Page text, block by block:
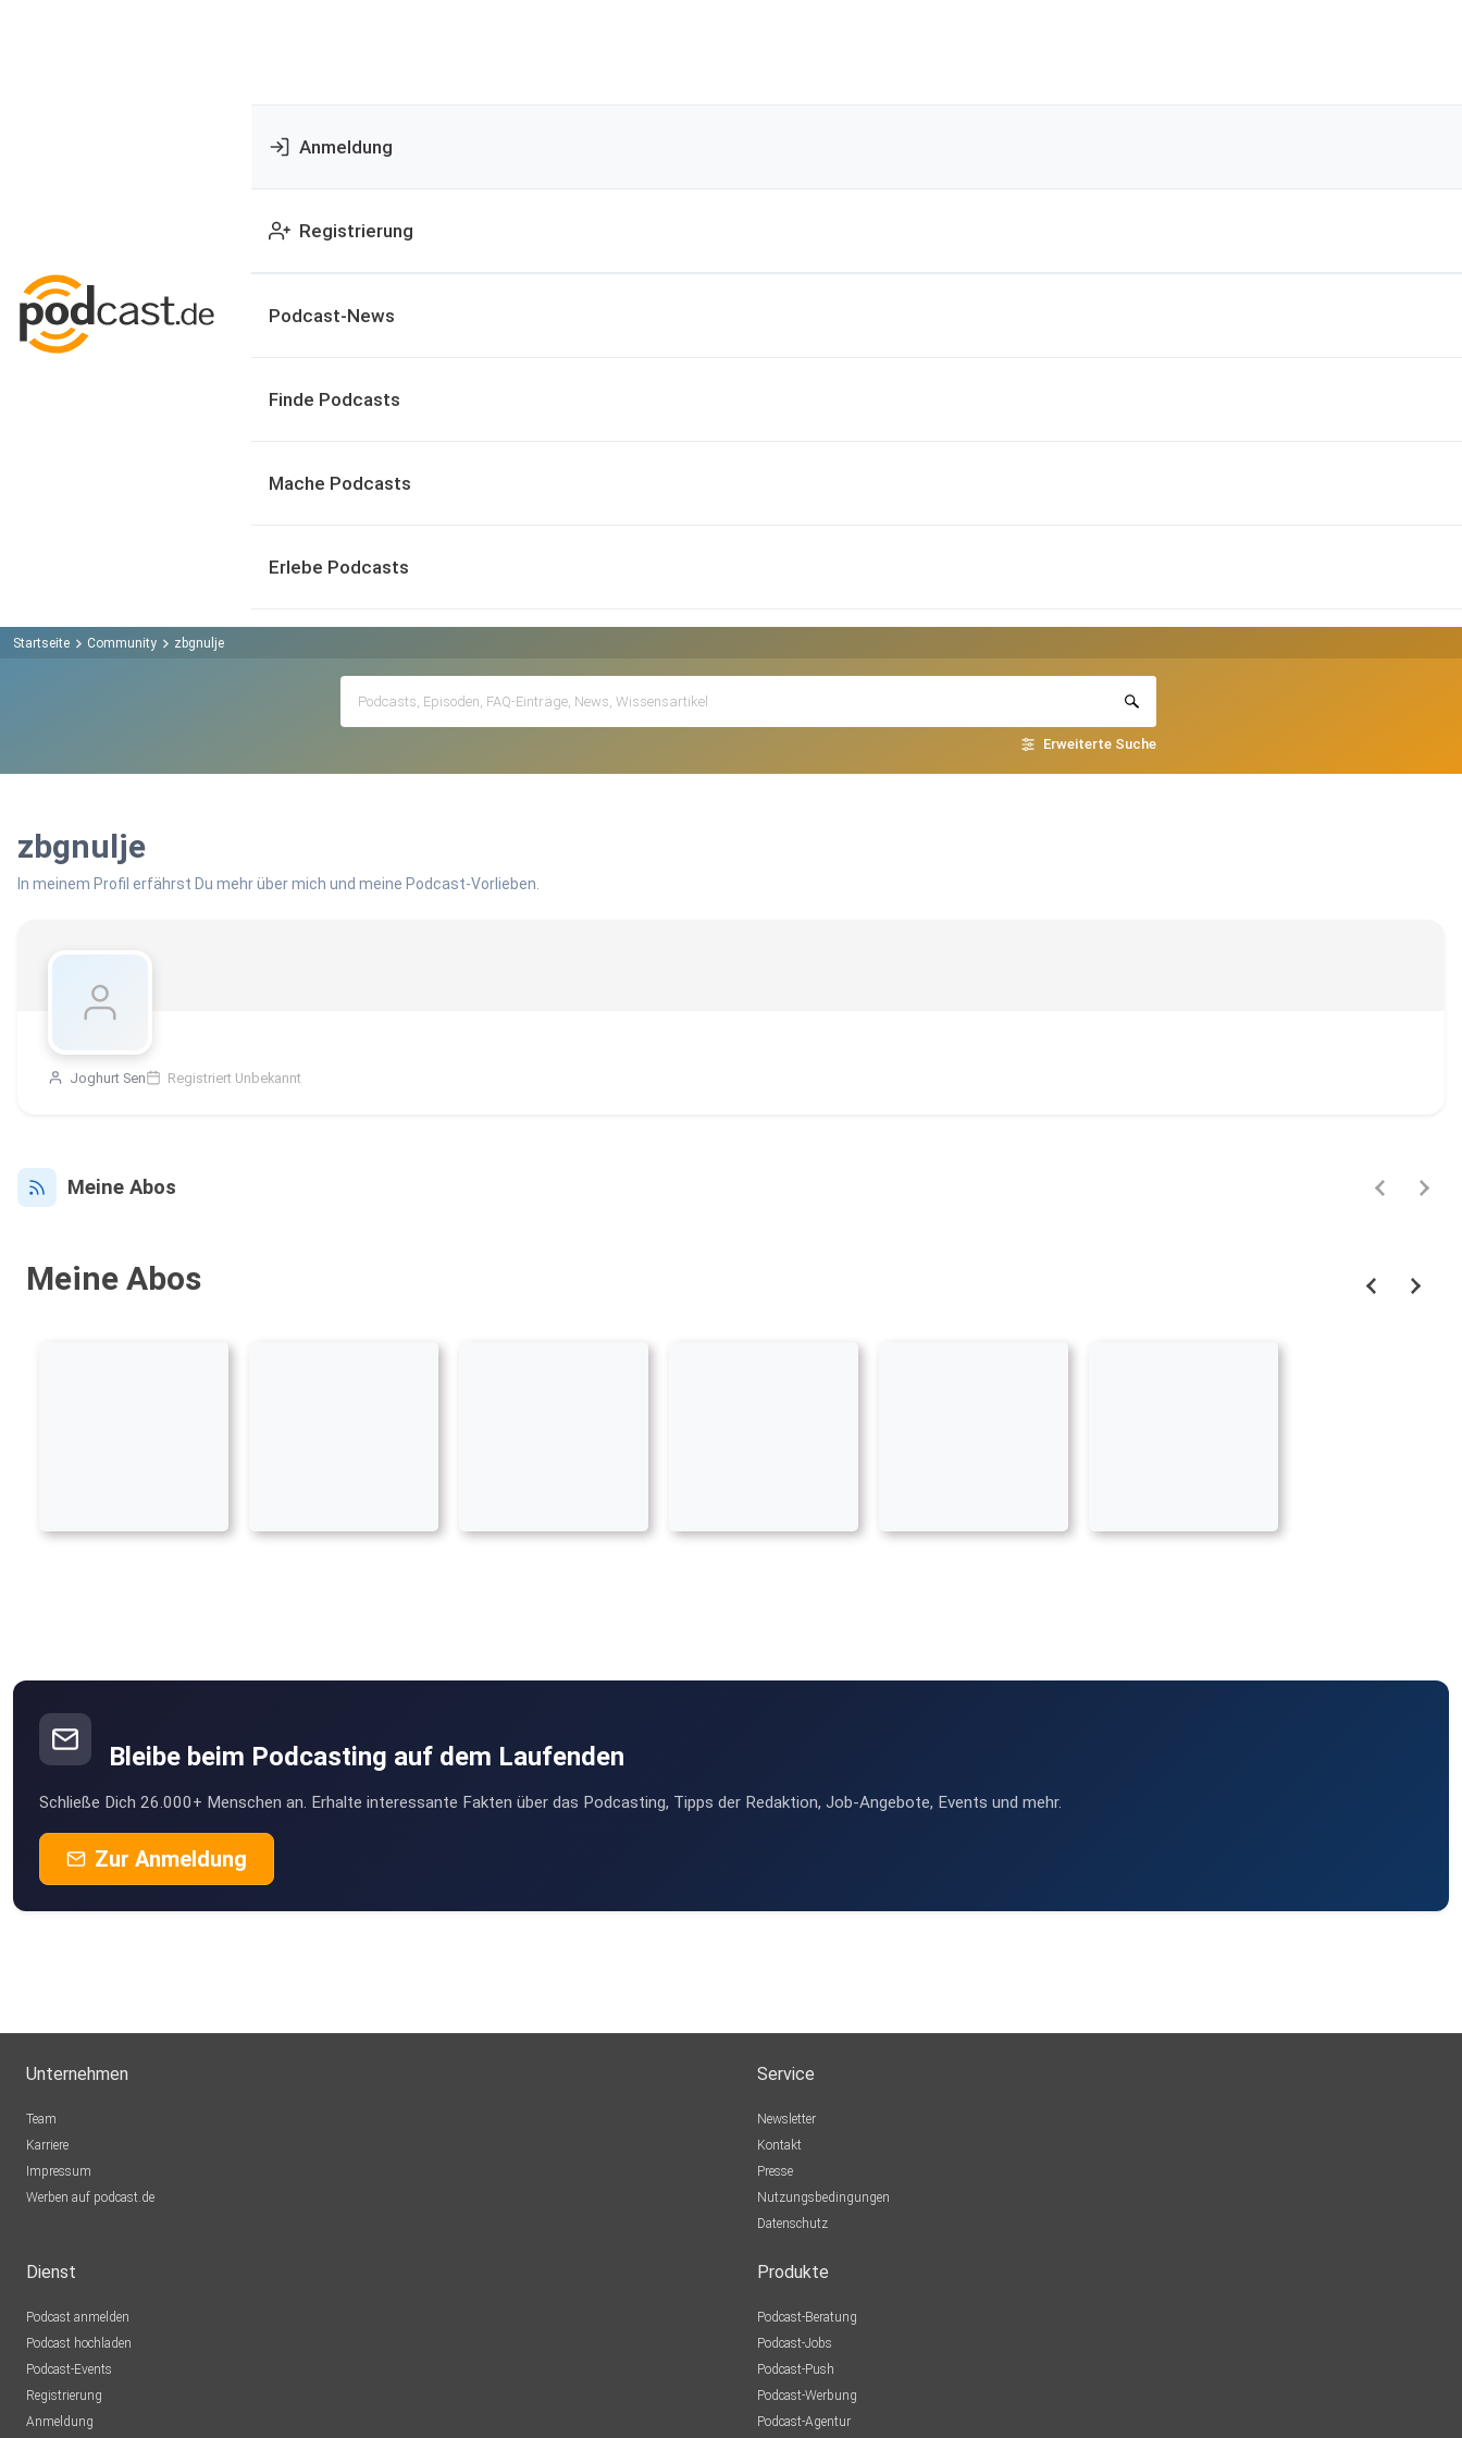
Anmeldung
Registrierung
Podcast-News
Finde Podcasts
Mache Podcasts
Erlebe Podcasts
Startseite Community zbgnulje
Erweiterte Suche
zbgnulje
In meinem Profil erfährst Du mehr über mich und meine Podcast-Vorlieben.
Joghurt Sen Registriert Unbekannt
Meine Abos
Meine Abos
Bleibe beim Podcasting auf dem Laufenden
Schließe Dich 26.000+ Menschen an. Erhalte interessante Fakten über das Podcasting, Tipps der Redaktion, Job-Angebote, Events und mehr.
Zur Anmeldung
Unternehmen
Team
Karriere
Impressum
Werben auf podcast.de
Service
Newsletter
Kontakt
Presse
Nutzungsbedingungen
Datenschutz
Dienst
Podcast anmelden
Podcast hochladen
Podcast-Events
Registrierung
Anmeldung
Produkte
Podcast-Beratung
Podcast-Jobs
Podcast-Push
Podcast-Werbung
Podcast-Agentur